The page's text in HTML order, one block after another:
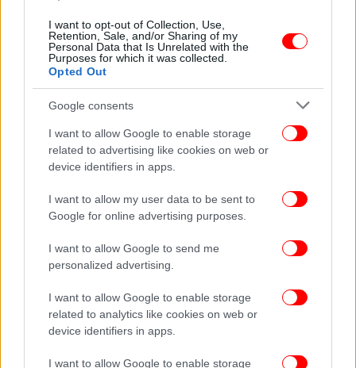
I want to opt-out of Collection, Use,
Retention, Sale, and/or Sharing of my
Personal Data that Is Unrelated with the
Purposes for which it was collected.
Opted Out
Google consents
I want to allow Google to enable storage
related to advertising like cookies on web or
device identifiers in apps.
I want to allow my user data to be sent to
Google for online advertising purposes.
I want to allow Google to send me
personalized advertising.
I want to allow Google to enable storage
related to analytics like cookies on web or
device identifiers in apps.
I want to allow Google to enable storage
ΚΟΣΜΟΣ 07/01/2020 16:13
Αυστραλία: Τουριστικό θέρετρο μετατράπηκε σε
πόλη-φάντασμα εξαιτίας των πυρκαγιών
ΚΟΣΜΟΣ 22/11/2019 06:01
Ονδούρα: Δολοφόνησαν επτά ανθρώπους σε